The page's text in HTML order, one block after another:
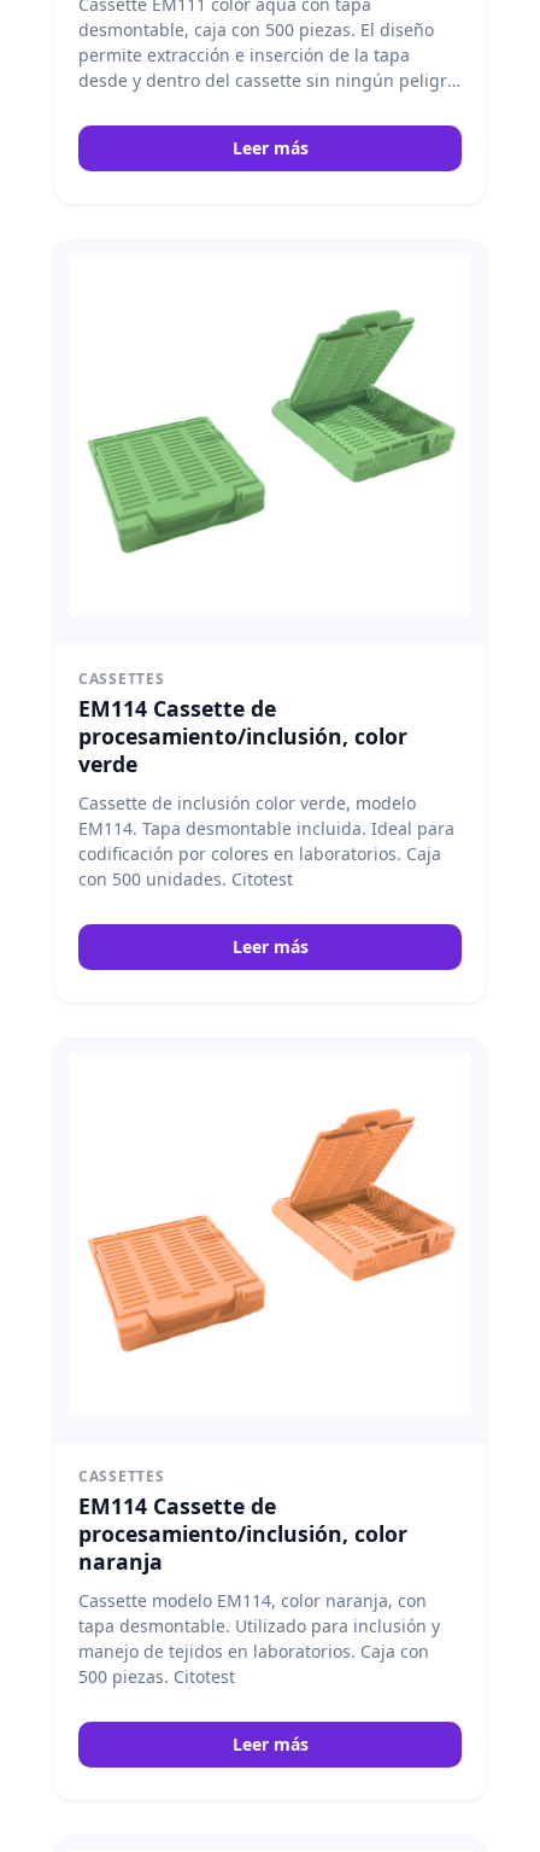
desmontable, caja con 500 piezas. El diseño
permite extracción e inserción de la tapa
desde y dentro del cassette sin ningún peligro
Leer más
CASSETTES
EM114 Cassette de
procesamiento/inclusión, color
verde
Cassette de inclusión color verde, modelo
EM114. Tapa desmontable incluida. Ideal para
codificación por colores en laboratorios. Caja
con 500 unidades. Citotest
Leer más
CASSETTES
EM114 Cassette de
procesamiento/inclusión, color
naranja
Cassette modelo EM114, color naranja, con
tapa desmontable. Utilizado para inclusión y
manejo de tejidos en laboratorios. Caja con
500 piezas. Citotest
Leer más